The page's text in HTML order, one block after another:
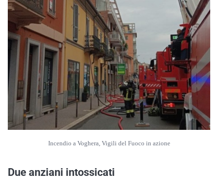
Incendio a Voghera, Vigili del Fuoco in azione
Due anziani intossicati